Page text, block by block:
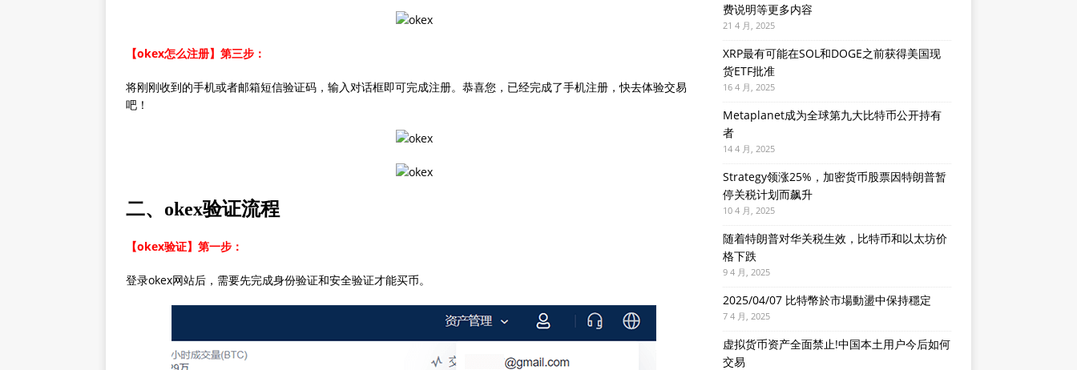
【okex怎么注册】第三步：
将刚刚收到的手机或者邮箱短信验证码，输入对话框即可完成注册。恭喜您，已经完成了手机注册，快去体验交易
吧！
二、okex验证流程
【okex验证】第一步：
登录okex网站后，需要先完成身份验证和安全验证才能买币。
费说明等更多内容
21 4 月, 2025
XRP最有可能在SOL和DOGE之前获得美国现
货ETF批准
16 4 月, 2025
Metaplanet成为全球第九大比特币公开持有
者
14 4 月, 2025
Strategy领涨25%，加密货币股票因特朗普暂
停关税计划而飙升
10 4 月, 2025
随着特朗普对华关税生效，比特币和以太坊价
格下跌
9 4 月, 2025
2025/04/07 比特幣於市場動盪中保持穩定
7 4 月, 2025
虚拟货币资产全面禁止!中国本土用户今后如何
交易